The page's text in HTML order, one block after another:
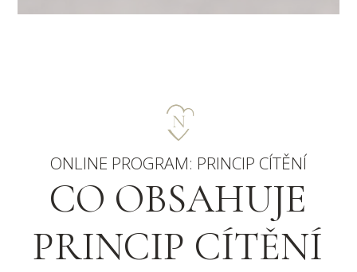
ONLINE PROGRAM: PRINCIP CÍTĚNÍ
CO OBSAHUJE
PRINCIP CÍTĚNÍ